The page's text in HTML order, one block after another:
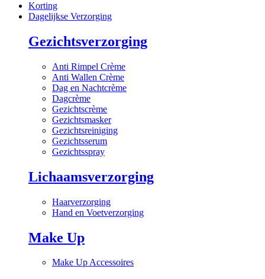
Korting
Dagelijkse Verzorging
Gezichtsverzorging
Anti Rimpel Crème
Anti Wallen Crème
Dag en Nachtcrème
Dagcrème
Gezichtscrème
Gezichtsmasker
Gezichtsreiniging
Gezichtsserum
Gezichtsspray
Lichaamsverzorging
Haarverzorging
Hand en Voetverzorging
Make Up
Make Up Accessoires